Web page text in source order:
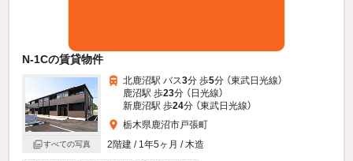
N-1Cの賃貸物件
すべての写真
北鹿沼駅 バス3分 歩5分 （東武日光線）
鹿沼駅 歩23分 （日光線）
新鹿沼駅 歩24分 （東武日光線）
栃木県鹿沼市戸張町
2階建 / 1年5ヶ月 / 木造